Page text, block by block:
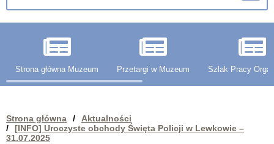
Strona główna Muzeum Przetargi w Muzeum Szlak Pracy
Strona główna /
Aktualności
/
[INFO] Uroczyste obchody Święta Policji w Lewkowie –
31.07.2025